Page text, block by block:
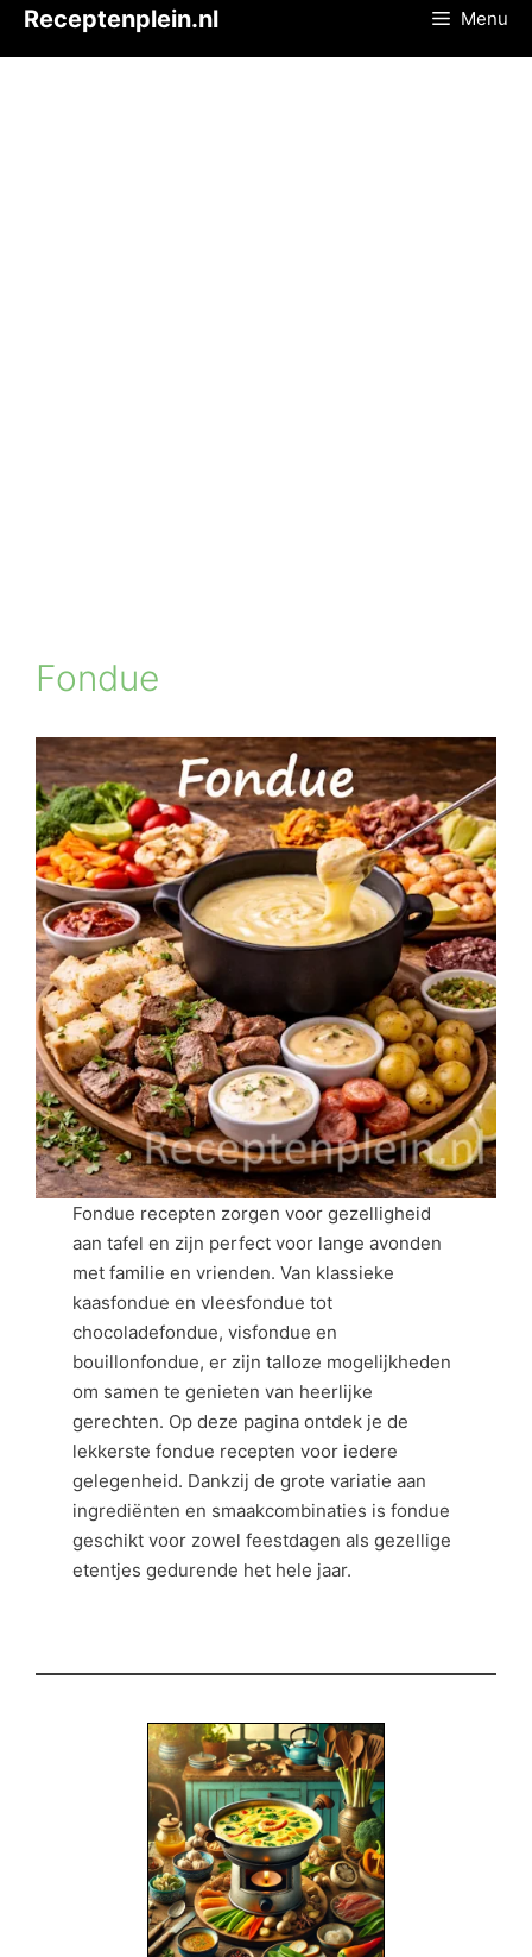
Receptenplein.nl Menu
Fondue
Fondue recepten zorgen voor gezelligheid
aan tafel en zijn perfect voor lange avonden
met familie en vrienden. Van klassieke
kaasfondue en vleesfondue tot
chocoladefondue, visfondue en
bouillonfondue, er zijn talloze mogelijkheden
om samen te genieten van heerlijke
gerechten. Op deze pagina ontdek je de
lekkerste fondue recepten voor iedere
gelegenheid. Dankzij de grote variatie aan
ingrediënten en smaakcombinaties is fondue
geschikt voor zowel feestdagen als gezellige
etentjes gedurende het hele jaar.